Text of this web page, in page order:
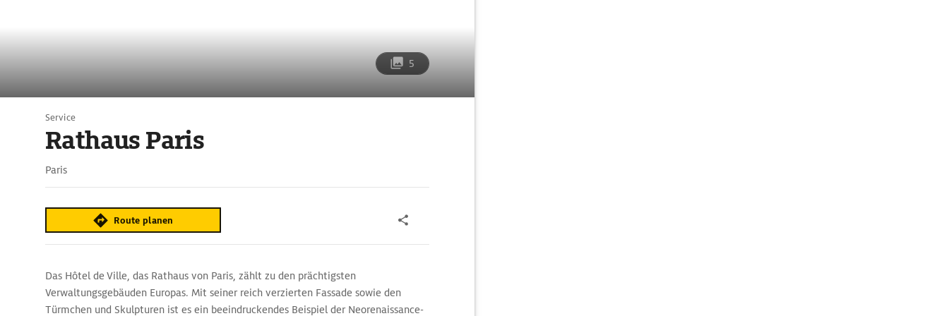
5
Service
Rathaus Paris
Paris
Route planen
Das Hôtel de Ville, das Rathaus von Paris, zählt zu den prächtigsten
Verwaltungsgebäuden Europas. Mit seiner reich verzierten Fassade sowie den
Türmchen und Skulpturen ist es ein beeindruckendes Beispiel der Neorenaissance-